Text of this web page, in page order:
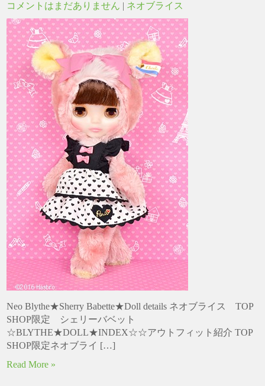
コメントはまだありません | ネオブライス
Neo Blythe★Sherry Babette★Doll details ネオブライス TOP
SHOP限定 シェリーバベット
☆BLYTHE★DOLL★INDEX☆☆アウトフィット紹介 TOP
SHOP限定ネオブライ […]
Read More »